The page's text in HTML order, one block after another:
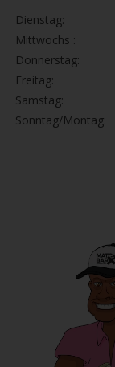
Dienstag:
Mittwochs :
Donnerstag:
Freitag:
Samstag:
Sonntag/Montag: